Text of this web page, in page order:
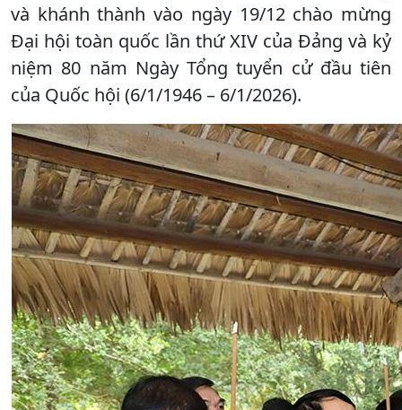
và khánh thành vào ngày 19/12 chào mừng
Đại hội toàn quốc lần thứ XIV của Đảng và kỷ
niệm 80 năm Ngày Tổng tuyển cử đầu tiên
của Quốc hội (6/1/1946 – 6/1/2026).